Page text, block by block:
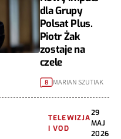
dla Grupy
Polsat Plus.
Piotr Żak
zostaje na
czele
8 MARIAN SZUTIAK
TELEWIZJA
I VOD
29
MAJ
2026